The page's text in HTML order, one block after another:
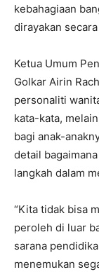
kebahagiaan
dirayakan
Ketua Umum
Golkar Airin
personaliti
kata-kata,
bagi anak-
detail
langkah dalam
“Kita tidak bisa
peroleh di luar
sarana
menemukan